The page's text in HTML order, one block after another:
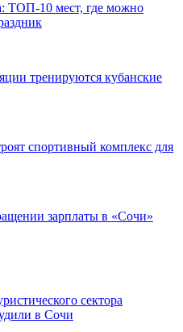
ТОП-10 мест, где можно
тренируются кубанские
спортивный комплекс для
зарплаты в «Сочи»
сектора
в Сочи